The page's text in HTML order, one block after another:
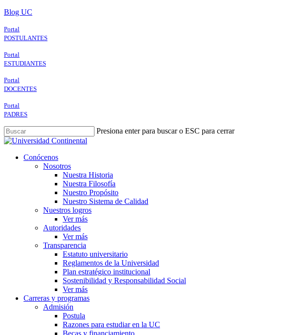
Skip
main
content
Blog UC
Portal
POSTULANTES
Portal
ESTUDIANTES
Portal
DOCENTES
Portal
PADRES
Presiona enter para buscar o ESC para cerrar
Close
search
Menu
Conócenos
Nosotros
Nuestra Historia
Nuestra Filosofía
Nuestro Propósito
Nuestro Sistema de Calidad
Nuestros logros
Ver más
Autoridades
Ver más
Transparencia
Estatuto universitario
Reglamentos de la Universidad
Plan estratégico institucional
Sostenibilidad y Responsabilidad Social
Ver más
Carreras y programas
Admisión
Postula
Razones para estudiar en la UC
Becas y financiamiento